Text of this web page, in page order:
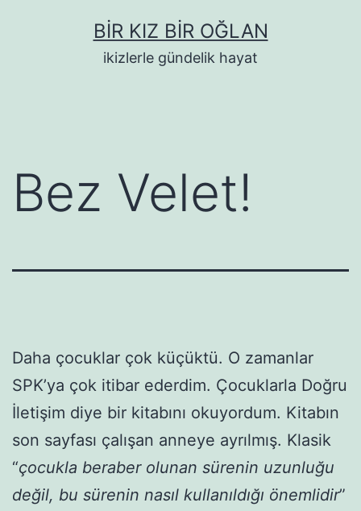
BIR KIZ BIR OĞLAN
ikizlerle gündelik hayat
Bez Velet!
Daha çocuklar çok küçüktü. O zamanlar
SPK’ya çok itibar ederdim. Çocuklarla Doğru
İletişim diye bir kitabını okuyordum. Kitabın
son sayfası çalışan anneye ayrılmış. Klasik
“çocukla beraber olunan sürenin uzunluğu
değil, bu sürenin nasıl kullanıldığı önemlidir”